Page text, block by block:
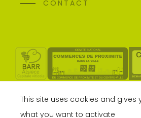
CONTACT
This site uses cookies and gives
what you want to activate